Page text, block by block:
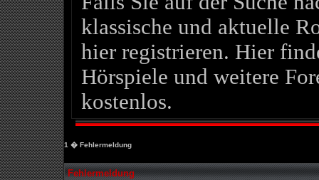
klassische und aktuelle
hier registrieren. Hier
Hörspiele und weitere
kostenlos.
1 � Fehlermeldung
Fehlermeldung